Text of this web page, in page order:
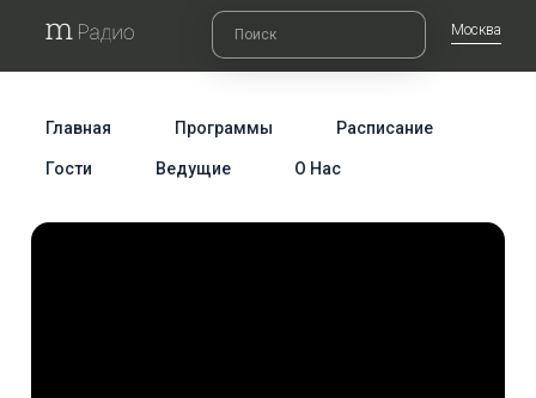
Москва
Главная Программы Расписание
Гости Ведущие О Нас